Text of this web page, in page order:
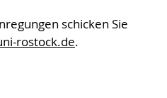
schicken Sie
rostock.de.